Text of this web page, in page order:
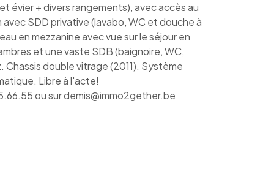
évier + divers rangements), avec accès au
SDD privative (lavabo, WC et douche à
en mezzanine avec vue sur le séjour en
et une vaste SDB (baignoire, WC,
Chassis double vitrage (2011). Système
Libre à l'acte!
ou sur demis@immo2gether.be